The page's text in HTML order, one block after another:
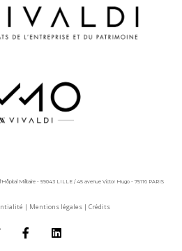
Militaire - 59043 LILLE / 45 avenue Victor Hugo - 75116 PARIS
| Mentions légales | Crédits